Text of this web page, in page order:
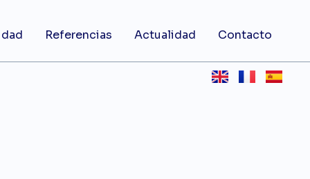
Referencias Actualidad Contacto